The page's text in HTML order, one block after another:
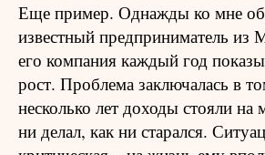
Еще пример. Однажды ко мне
известный предприниматель
его компания каждый год
рост. Проблема заключалась в
несколько лет доходы стояли на
ни делал, как ни старался.